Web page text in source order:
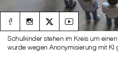
Schulkinder stehen im Kreis um
wurde wegen Anonymisierung mit KI